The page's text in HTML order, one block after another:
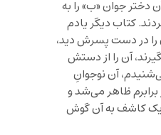
دختر جوان «ب» را به
کتاب دیگر یادم
را در دست پسرش دید،
آن را از دستش
آن نوجوانِ
ظاهر می‌شد و
کاشف به آن گوش